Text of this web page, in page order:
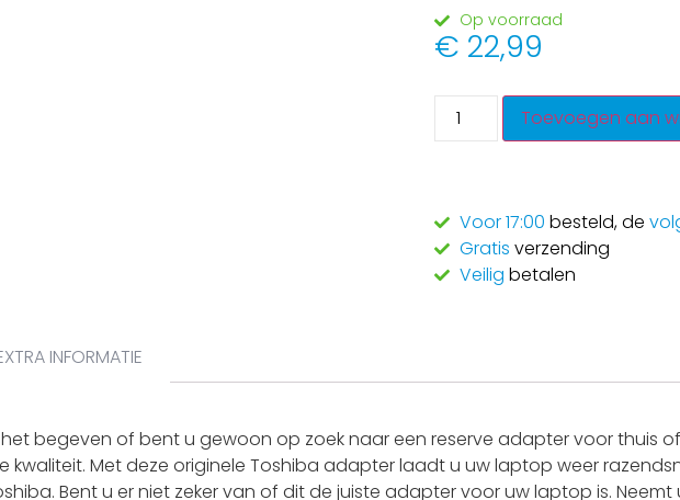
Op voorraad
€ 22,99
Toevoegen aan
Voor 17:00 besteld, de
Gratis verzending
Veilig betalen
INFORMATIE
begeven of bent u gewoon op zoek naar een reserve adapter voor thuis
kwaliteit. Met deze originele Toshiba adapter laadt u uw laptop weer
Bent u er niet zeker van of dit de juiste adapter voor uw laptop is.